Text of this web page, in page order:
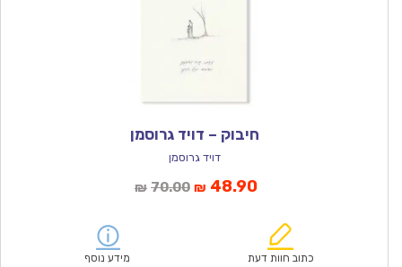
חיבוק – דויד גרוסמן
דויד גרוסמן
₪ 70.00המחיר
₪70.00.
₪ 48.90המחיר
הוא:
כתוב חוות דעת מידע נוסף